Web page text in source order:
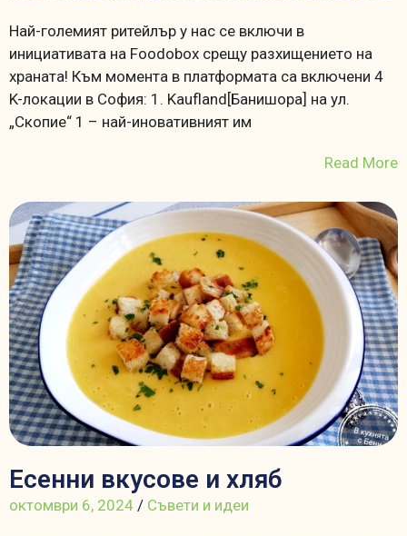
Най-големият ритейлър у нас се включи в
инициативата на Foodobox срещу разхищението на
храната! Към момента в платформата са включени 4
K-локации в София: 1. Kaufland[Банишора] на ул.
„Скопие“ 1 – най-иновативният им
Read More
Есенни вкусове и хляб
октомври 6, 2024 / Съвети и идеи